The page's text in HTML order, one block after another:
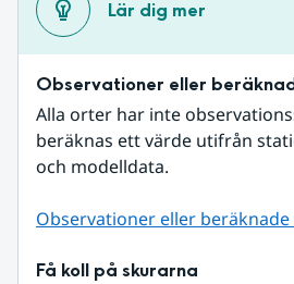
Lär dig mer
Observationer eller
Alla orter har inte
beräknas ett värde utifrån
och modelldata.
Observationer eller beräknade
Få koll på skurarna